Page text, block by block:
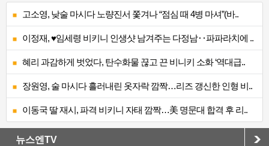
고소영, 낮술 마시다 노량진서 쫓겨나 “점심 때 4병 마셔”(바..
이정재, ♥임세령 비키니 인생샷 남겨주는 다정남‥파파라치에 ..
혜리 과감하게 벗었다, 탄수화물 끊고 끈 비니키 소화 ‘역대급..
장원영, 술 마시다 흘러내린 옷자락 깜짝…리즈 갱신한 인형 비..
이동국 딸 재시, 파격 비키니 자태 깜짝…美 명문대 합격 후 리..
뉴스엔TV